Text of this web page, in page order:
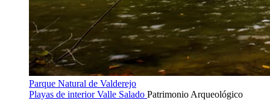
Parque Natural de Valderejo
Playas de interiorValle Salado Patrimonio Arqueológico